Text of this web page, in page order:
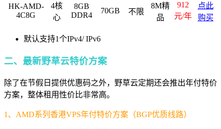
HK-AMD-
4C8G
4核
心
8GB
DDR4
70GB 不限
8M精
品
912
元/年
点此
购买
默认支持1个IPv4/ IPv6
二、最新野草云特价方案
除了在节假日提供优惠码之外，野草云定期还会推出年付特价
方案，整体租用性价比非常高。
1、AMD系列香港VPS年付特价方案（BGP优质线路）